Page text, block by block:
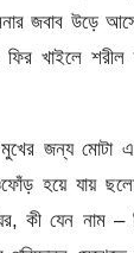
জবাব উড়ে
খাইলে শরীল
মুখের জন্য মোটা
হয়ে যায়
কী যেন নাম –